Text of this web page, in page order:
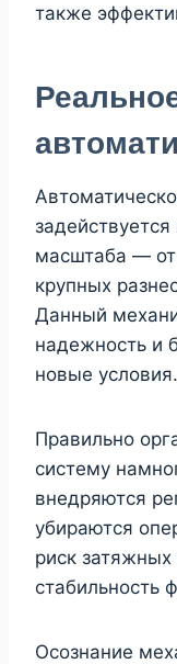
также
масштаба —
крупных
Данный
надежность и
новые условия.
Правильно
систему
внедряются
убираются
риск
стабильность
Осознание